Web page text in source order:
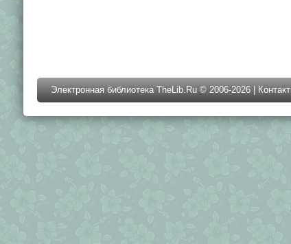
Электронная библиотека TheLib.Ru © 2006-2026 |